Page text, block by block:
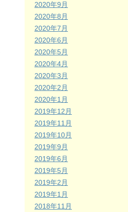
2020年9月
2020年8月
2020年7月
2020年6月
2020年5月
2020年4月
2020年3月
2020年2月
2020年1月
2019年12月
2019年11月
2019年10月
2019年9月
2019年6月
2019年5月
2019年2月
2019年1月
2018年11月